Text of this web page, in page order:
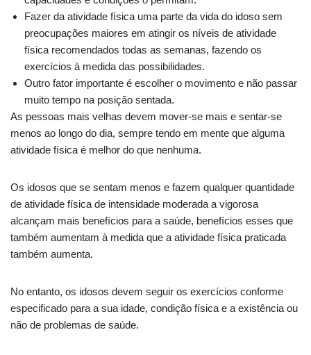
Fazer da atividade física uma parte da vida do idoso sem
preocupações maiores em atingir os níveis de atividade
física recomendados todas as semanas, fazendo os
exercícios à medida das possibilidades.
Outro fator importante é escolher o movimento e não passar
muito tempo na posição sentada.
As pessoas mais velhas devem mover-se mais e sentar-se
menos ao longo do dia, sempre tendo em mente que alguma
atividade física é melhor do que nenhuma.
Os idosos que se sentam menos e fazem qualquer quantidade
de atividade física de intensidade moderada a vigorosa
alcançam mais benefícios para a saúde, benefícios esses que
também aumentam à medida que a atividade física praticada
também aumenta.
No entanto, os idosos devem seguir os exercícios conforme
especificado para a sua idade, condição física e a existência ou
não de problemas de saúde.